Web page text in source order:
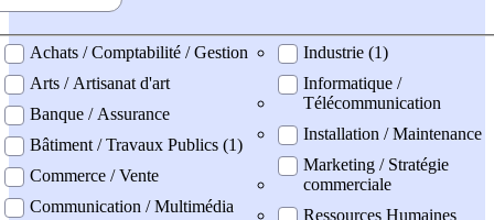
professionel
Achats / Comptabilité / Gestion
Arts / Artisanat d'art
Banque / Assurance
Bâtiment / Travaux Publics (1)
Commerce / Vente
Communication / Multimédia
Industrie (1)
Informatique /
Télécommunication
Installation / Maintenance
Marketing / Stratégie
commerciale
Ressources Humaines